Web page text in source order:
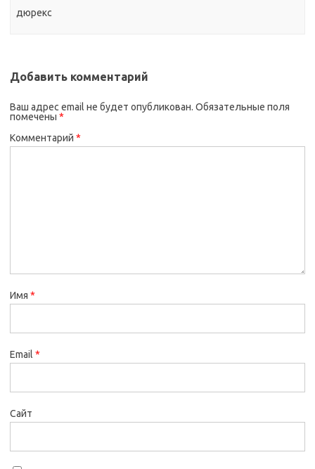
дюрекс
Добавить комментарий
Ваш адрес email не будет опубликован. Обязательные поля
помечены *
Комментарий *
Имя *
Email *
Сайт